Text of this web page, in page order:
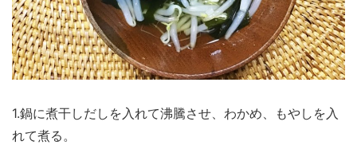
1.鍋に煮干しだしを入れて沸騰させ、わかめ、もやしを入
れて煮る。